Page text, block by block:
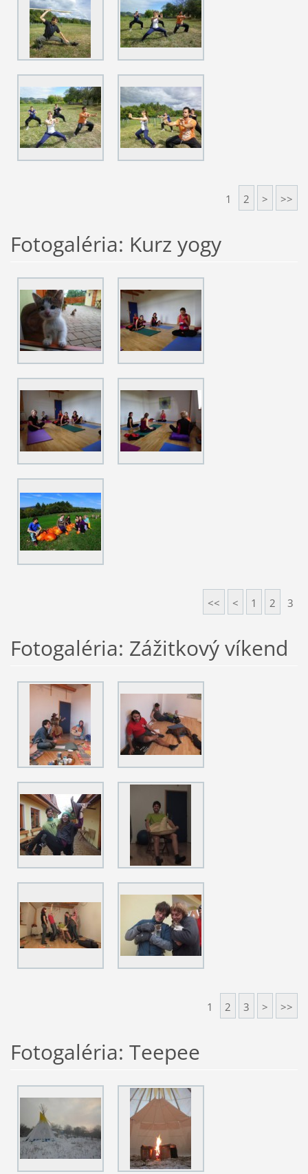
1 2 > >>
Fotogaléria: Kurz yogy
<< < 1 2 3
Fotogaléria: Zážitkový víkend
1 2 3 > >>
Fotogaléria: Teepee